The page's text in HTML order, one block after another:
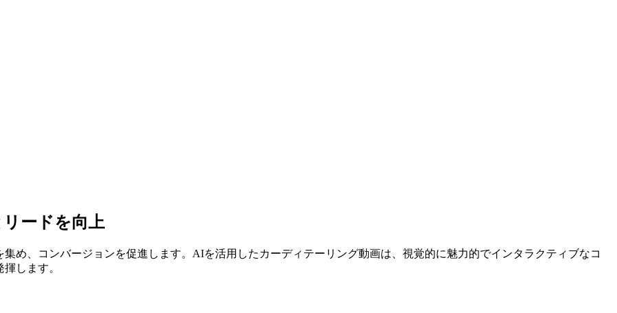
ードを向上
め、コンバージョンを促進します。AIを活用したカーディテーリング動画は、視覚的に魅力的でインタラクティブなコ
します。